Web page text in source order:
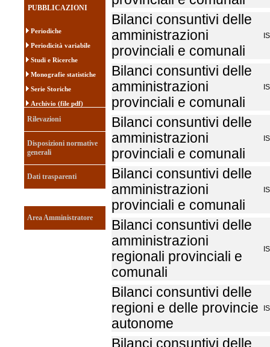
PUBBLICAZIONI
Periodiche
Periodicità variabile
Studi e Ricerche
Monografie statistiche
Serie Storiche
Archivio (file pdf)
Rilevazioni
Disposizioni normative
generali
Dati trasparenti
Area Amministratore
Bilanci consuntivi delle
amministrazioni
provinciali e comunali
Bilanci consuntivi delle
amministrazioni
provinciali e comunali
Bilanci consuntivi delle
amministrazioni
provinciali e comunali
Bilanci consuntivi delle
amministrazioni
provinciali e comunali
Bilanci consuntivi delle
amministrazioni
regionali provinciali e
comunali
Bilanci consuntivi delle
regioni e delle provincie
autonome
Bilanci consuntivi delle